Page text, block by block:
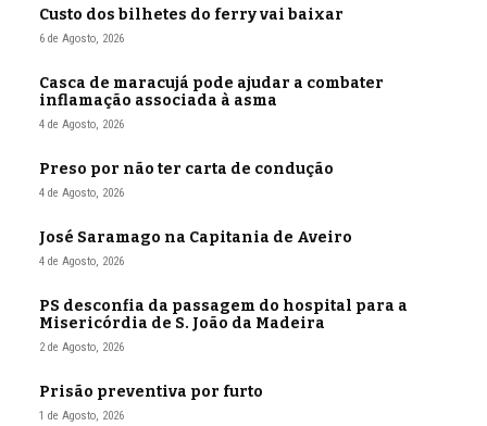
Custo dos bilhetes do ferry vai baixar
6 de Agosto, 2026
Casca de maracujá pode ajudar a combater
inflamação associada à asma
4 de Agosto, 2026
Preso por não ter carta de condução
4 de Agosto, 2026
José Saramago na Capitania de Aveiro
4 de Agosto, 2026
PS desconfia da passagem do hospital para a
Misericórdia de S. João da Madeira
2 de Agosto, 2026
Prisão preventiva por furto
1 de Agosto, 2026